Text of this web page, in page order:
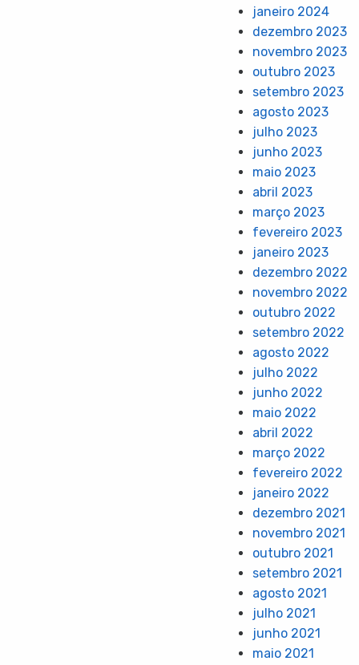
janeiro 2024
dezembro 2023
novembro 2023
outubro 2023
setembro 2023
agosto 2023
julho 2023
junho 2023
maio 2023
abril 2023
março 2023
fevereiro 2023
janeiro 2023
dezembro 2022
novembro 2022
outubro 2022
setembro 2022
agosto 2022
julho 2022
junho 2022
maio 2022
abril 2022
março 2022
fevereiro 2022
janeiro 2022
dezembro 2021
novembro 2021
outubro 2021
setembro 2021
agosto 2021
julho 2021
junho 2021
maio 2021